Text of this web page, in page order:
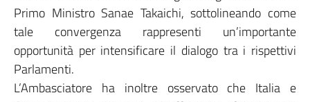
Primo Ministro Sanae Takaichi, sottolineando come
tale convergenza rappresenti un’importante
opportunità per intensificare il dialogo tra i rispettivi
Parlamenti.
L’Ambasciatore ha inoltre osservato che Italia e